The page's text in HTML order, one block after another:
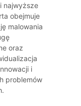
najwyższe
obejmuje
malowania
oraz
i
problemów